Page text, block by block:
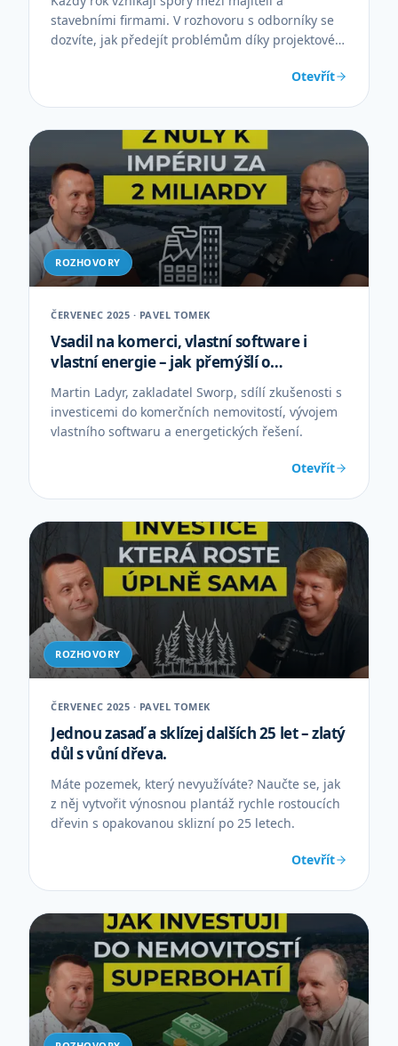
stavebními firmami. V rozhovoru s odborníky se
dozvíte, jak předejít problémům díky projektové
Otevřít
ROZHOVORY
ČERVENEC 2025 · PAVEL TOMEK
Vsadil na komerci, vlastní software i
vlastní energie – jak přemýšlí o
investicích Martin Ladyr
Martin Ladyr, zakladatel Sworp, sdílí zkušenosti s
investicemi do komerčních nemovitostí, vývojem
vlastního softwaru a energetických řešení.
Otevřít
ROZHOVORY
ČERVENEC 2025 · PAVEL TOMEK
Jednou zasaď a sklízej dalších 25 let – zlatý
důl s vůní dřeva.
Máte pozemek, který nevyužíváte? Naučte se, jak
z něj vytvořit výnosnou plantáž rychle rostoucích
dřevin s opakovanou sklizní po 25 letech.
Otevřít